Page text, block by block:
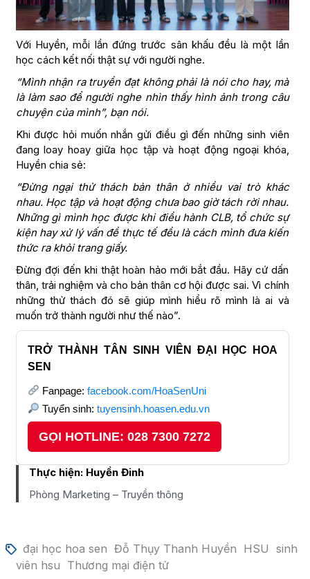
Với Huyền, mỗi lần đứng trước sân khấu đều là một lần
học cách kết nối thật sự với người nghe.
“Mình nhận ra truyền đạt không phải là nói cho hay, mà
là làm sao để người nghe nhìn thấy hình ảnh trong câu
chuyện của mình”, bạn nói.
Khi được hỏi muốn nhắn gửi điều gì đến những sinh viên
đang loay hoay giữa học tập và hoạt động ngoại khóa,
Huyền chia sẻ:
“Đừng ngại thử thách bản thân ở nhiều vai trò khác
nhau. Học tập và hoạt động chưa bao giờ tách rời nhau.
Những gì mình học được khi điều hành CLB, tổ chức sự
kiện hay xử lý vấn đề thực tế đều là cách mình đưa kiến
thức ra khỏi trang giấy.
Đừng đợi đến khi thật hoàn hảo mới bắt đầu. Hãy cứ dấn
thân, trải nghiệm và cho bản thân cơ hội được sai. Vì chính
những thử thách đó sẽ giúp mình hiểu rõ mình là ai và
muốn trở thành người như thế nào”.
TRỞ THÀNH TÂN SINH VIÊN ĐẠI HỌC HOA
SEN
Fanpage: facebook.com/HoaSenUni
Tuyển sinh: tuyensinh.hoasen.edu.vn
GỌI HOTLINE: 028 7300 7272
Thực hiện: Huyền Đinh
Phòng Marketing – Truyền thông
đại học hoa sen Đỗ Thụy Thanh Huyền HSU sinh
viên hsu Thương mại điện tử